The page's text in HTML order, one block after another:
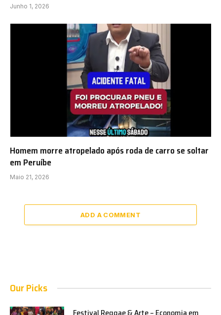
Junho 1, 2026
Homem morre atropelado após roda de carro se soltar
em Peruíbe
Maio 21, 2026
ADD A COMMENT
Our Picks